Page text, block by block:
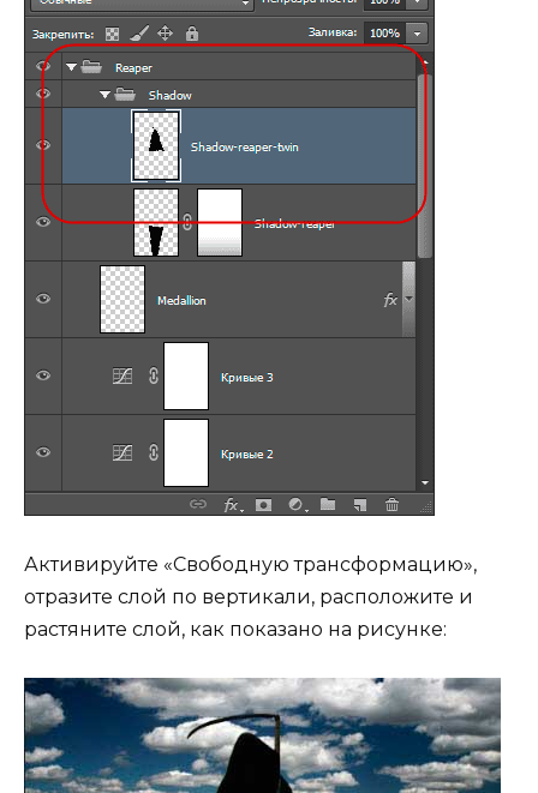
Активируйте «Свободную трансформацию»,
отразите слой по вертикали, расположите и
растяните слой, как показано на рисунке: